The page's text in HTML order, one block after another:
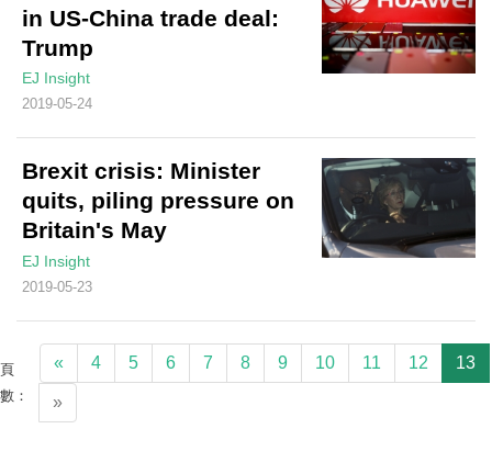
in US-China trade deal:
Trump
EJ Insight
2019-05-24
Brexit crisis: Minister
quits, piling pressure on
Britain's May
EJ Insight
2019-05-23
頁
數：
« 4 5 6 7 8 9 10 11 12 13
»